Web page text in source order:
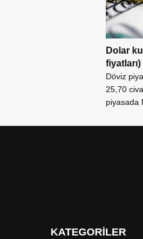
Dolar
fiyatları)
Döviz
25,70
piyasada
KATEGORİLER